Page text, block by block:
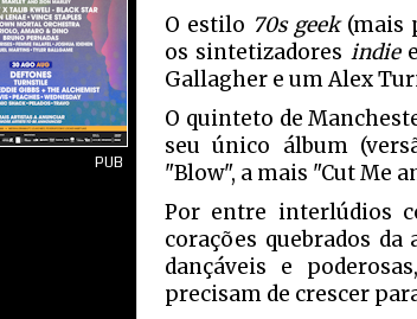
PUB
O estilo 70s geek(mais
os sintetizadores indie
Gallagher e um Alex
O quinteto de
seu único álbum
"Blow", a mais "Cut Me
Por entre interlúdios
corações quebrados
dançáveis e
precisam de crescer